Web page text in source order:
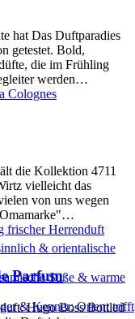
& orientalische
Süße & warme
& Kenner: Orient trifft
hat Das Duftparadies
getestet. Bold,
die im Frühling
werden…
die Kollektion 4711
vielleicht das
von uns wegen
Parfum
Hugo Boss Bottled